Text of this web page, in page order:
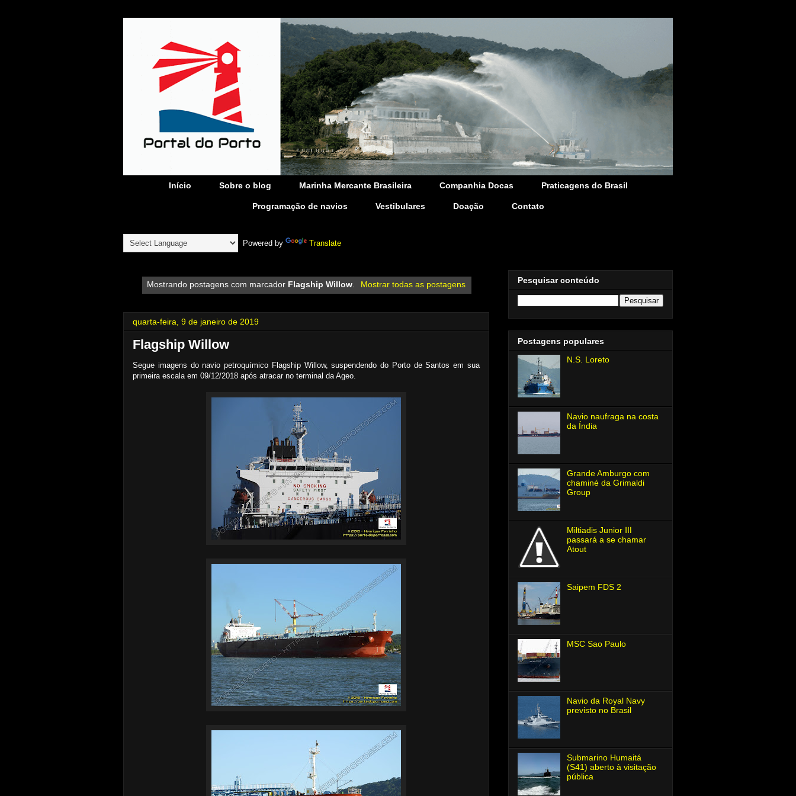
Início Sobre o blog Marinha Mercante Brasileira Companhia Docas Praticagens do Brasil
Programação de navios Vestibulares Doação Contato
Powered by Translate
Mostrando postagens com marcador Flagship Willow. Mostrar todas as postagens
quarta-feira, 9 de janeiro de 2019
Flagship Willow
Segue imagens do navio petroquímico Flagship Willow, suspendendo do Porto de Santos em sua
primeira escala em 09/12/2018 após atracar no terminal da Ageo.
Pesquisar conteúdo
Postagens populares
N.S. Loreto
Navio naufraga na costa
da Índia
Grande Amburgo com
chaminé da Grimaldi
Group
Miltiadis Junior Ⅲ
passará a se chamar
Atout
Saipem FDS 2
MSC Sao Paulo
Navio da Royal Navy
previsto no Brasil
Submarino Humaitá
(S41) aberto à visitação
pública